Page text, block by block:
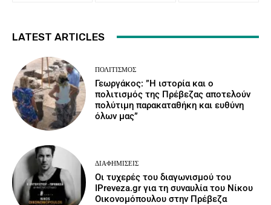
LATEST ARTICLES
ΠΟΛΙΤΙΣΜΌΣ
Γεωργάκος: ”Η ιστορία και ο
πολιτισμός της Πρέβεζας αποτελούν
πολύτιμη παρακαταθήκη και ευθύνη
όλων μας”
ΔΙΑΦΗΜΊΣΕΙΣ
Οι τυχερές του διαγωνισμού του
IPreveza.gr για τη συναυλία του Νίκου
Οικονομόπουλου στην Πρέβεζα